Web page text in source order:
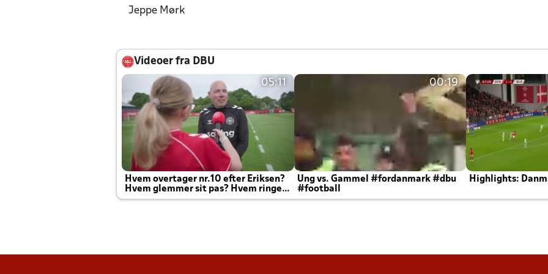
Jeppe Mørk
Videoer fra DBU
05:11
Hvem overtager nr.10 efter Eriksen?
Hvem glemmer sit pas? Hvem ringer
Joachim altid til efter kampe?
00:19
Ung vs. Gammel #fordanmark #dbu
#football
Highlights: